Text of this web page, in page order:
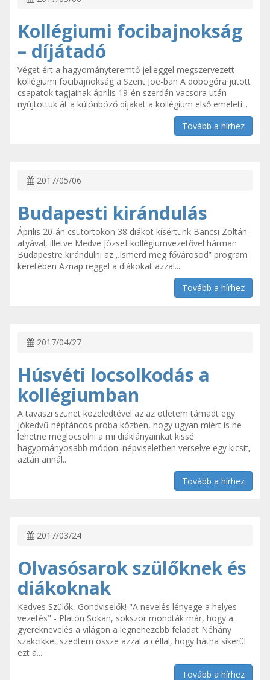
Kollégiumi focibajnokság
– díjátadó
Véget ért a hagyományteremtő jelleggel megszervezett
kollégiumi focibajnokság a Szent Joe-ban A dobogóra jutott
csapatok tagjainak április 19-én szerdán vacsora után
nyújtottuk át a különböző díjakat a kollégium első emeleti...
Tovább a hírhez
2017/05/06
Budapesti kirándulás
Április 20-án csütörtökön 38 diákot kísértünk Bancsi Zoltán
atyával, illetve Medve József kollégiumvezetővel hárman
Budapestre kirándulni az „Ismerd meg fővárosod” program
keretében Aznap reggel a diákokat azzal...
Tovább a hírhez
2017/04/27
Húsvéti locsolkodás a
kollégiumban
A tavaszi szünet közeledtével az az ötletem támadt egy
jókedvű néptáncos próba közben, hogy ugyan miért is ne
lehetne meglocsolni a mi diáklányainkat kissé
hagyományosabb módon: népviseletben verselve egy kicsit,
aztán annál...
Tovább a hírhez
2017/03/24
Olvasósarok szülőknek és
diákoknak
Kedves Szülők, Gondviselők! "A nevelés lényege a helyes
vezetés" - Platón Sokan, sokszor mondták már, hogy a
gyereknevelés a világon a legnehezebb feladat Néhány
szakcikket szedtem össze azzal a céllal, hogy hátha sikerül
ezt a...
Tovább a hírhez